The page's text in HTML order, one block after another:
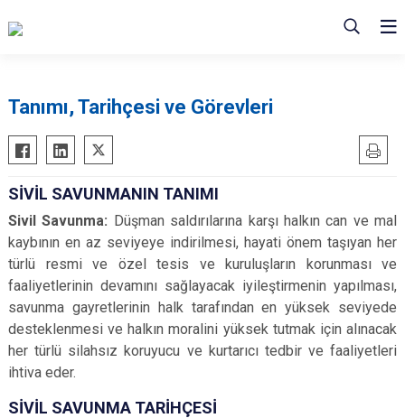
Tanımı, Tarihçesi ve Görevleri
SİVİL SAVUNMANIN TANIMI
Sivil Savunma: Düşman saldırılarına karşı halkın can ve mal
kaybının en az seviyeye indirilmesi, hayati önem taşıyan her
türlü resmi ve özel tesis ve kuruluşların korunması ve
faaliyetlerinin devamını sağlayacak iyileştirmenin yapılması,
savunma gayretlerinin halk tarafından en yüksek seviyede
desteklenmesi ve halkın moralini yüksek tutmak için alınacak
her türlü silahsız koruyucu ve kurtarıcı tedbir ve faaliyetleri
ihtiva eder.
SİVİL SAVUNMA TARİHÇESİ